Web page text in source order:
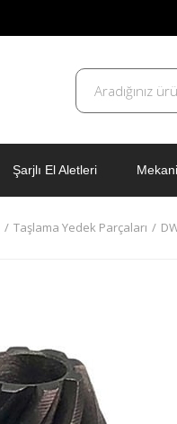
Şarjlı El Aletleri
Taşlama Yedek Parçaları